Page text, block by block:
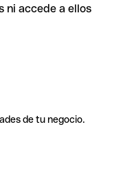
ni accede a ellos
de tu negocio.